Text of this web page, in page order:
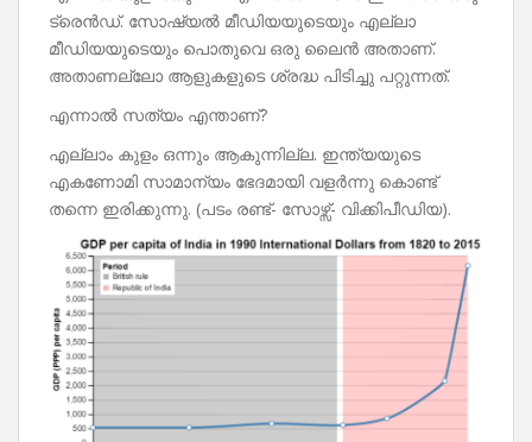
ട്രെൻഡ്. സോഷ്യൽ മീഡിയയുടെയും എല്ലാ
മീഡിയയുടെയും പൊതുവെ ഒരു ലൈൻ അതാണ്.
അതാണല്ലോ ആളുകളുടെ ശ്രദ്ധ പിടിച്ചു പറ്റുന്നത്.
എന്നാൽ സത്യം എന്താണ്?
എല്ലാം കുളം ഒന്നും ആകുന്നില്ല. ഇന്ത്യയുടെ
എകണോമി സാമാന്യം ഭേദമായി വളർന്നു കൊണ്ട്
തന്നെ ഇരിക്കുന്നു. (പടം രണ്ട്- സോഴ്സ്- വിക്കിപീഡിയ).